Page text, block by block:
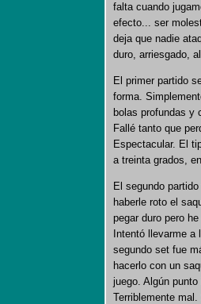
falta cuando
efecto... ser
deja que nadie
duro, arriesgado,
El primer partido
forma.
bolas profundas y
Fallé tanto que
Espectacular. El
a treinta grados,
El segundo
haberle roto el
pegar duro pero
Intentó llevarme
segundo set fue
hacerlo con un
juego. Algún
Terriblemente